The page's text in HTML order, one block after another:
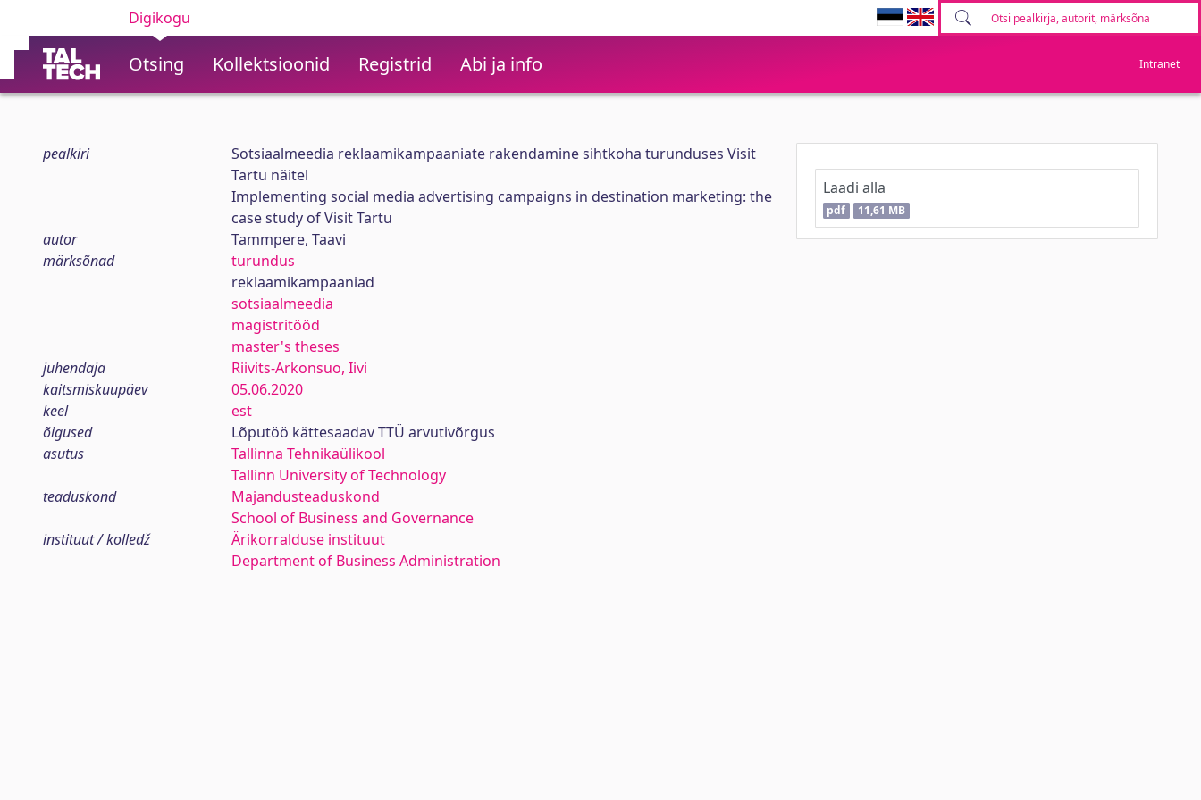
Digikogu
Otsing Kollektsioonid Registrid Abi ja info Intranet
pealkiri
Sotsiaalmeedia reklaamikampaaniate rakendamine sihtkoha turunduses Visit
Tartu näitel
Implementing social media advertising campaigns in destination marketing: the
case study of Visit Tartu
autor
Tammpere, Taavi
märksõnad
turundus
reklaamikampaaniad
sotsiaalmeedia
magistritööd
master's theses
juhendaja
Riivits-Arkonsuo, Iivi
kaitsmiskuupäev
05.06.2020
keel
est
õigused
Lõputöö kättesaadav TTÜ arvutivõrgus
asutus
Tallinna Tehnikaülikool
Tallinn University of Technology
teaduskond
Majandusteaduskond
School of Business and Governance
instituut / kolledž
Ärikorralduse instituut
Department of Business Administration
Laadi alla
pdf 11,61 MB